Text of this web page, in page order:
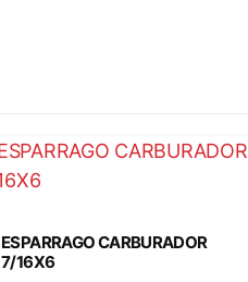
ESPARRAGO CARBURADOR
7/16X6